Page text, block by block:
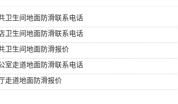
卫生间地面防滑联系电话
卫生间地面防滑联系电话
卫生间地面防滑报价
室走道地面防滑联系电话
走道地面防滑报价